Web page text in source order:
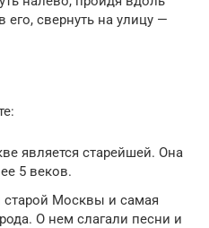
его, свернуть на улицу —
является старейшей. Она
5 веков.
старой Москвы и самая
О нем слагали песни и